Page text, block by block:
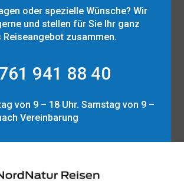
oder spezielle Wünsche? Wir
und stellen für Sie Ihr ganz
zusammen.
941 88 40
von 9 – 18 Uhr. Samstag von 9 –
Vereinbarung